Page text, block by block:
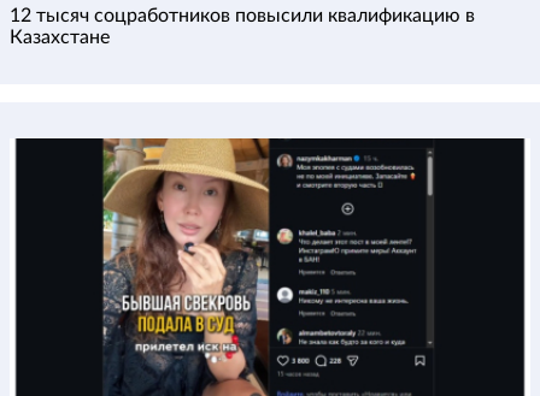
12 тысяч соцработников повысили квалификацию в
Казахстане